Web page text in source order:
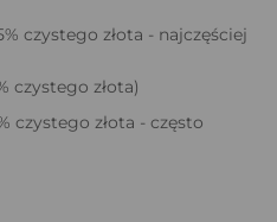
czystego złota - najczęściej
czystego złota)
czystego złota - często